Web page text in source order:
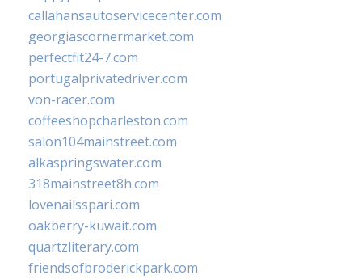
callahansautoservicecenter.com
georgiascornermarket.com
perfectfit24-7.com
portugalprivatedriver.com
von-racer.com
coffeeshopcharleston.com
salon104mainstreet.com
alkaspringswater.com
318mainstreet8h.com
lovenailsspari.com
oakberry-kuwait.com
quartzliterary.com
friendsofbroderickpark.com